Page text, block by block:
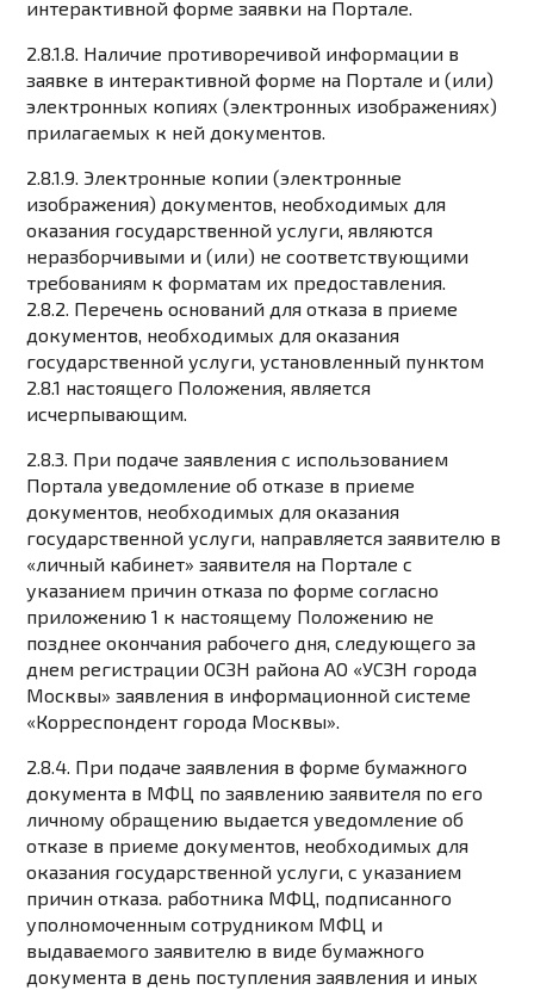
интерактивной форме заявки на Портале.
2.8.1.8. Наличие противоречивой информации в
заявке в интерактивной форме на Портале и (или)
электронных копиях (электронных изображениях)
прилагаемых к ней документов.
2.8.1.9. Электронные копии (электронные
изображения) документов, необходимых для
оказания государственной услуги, являются
неразборчивыми и (или) не соответствующими
требованиям к форматам их предоставления.
2.8.2. Перечень оснований для отказа в приеме
документов, необходимых для оказания
государственной услуги, установленный пунктом
2.8.1 настоящего Положения, является
исчерпывающим.
2.8.3. При подаче заявления с использованием
Портала уведомление об отказе в приеме
документов, необходимых для оказания
государственной услуги, направляется заявителю в
«личный кабинет» заявителя на Портале с
указанием причин отказа по форме согласно
приложению 1 к настоящему Положению не
позднее окончания рабочего дня, следующего за
днем ​​регистрации ОСЗН района АО «УСЗН города
Москвы» заявления в информационной системе
«Корреспондент города Москвы».
2.8.4. При подаче заявления в форме бумажного
документа в МФЦ по заявлению заявителя по его
личному обращению выдается уведомление об
отказе в приеме документов, необходимых для
оказания государственной услуги, с указанием
причин отказа. работника МФЦ, подписанного
уполномоченным сотрудником МФЦ и
выдаваемого заявителю в виде бумажного
документа в день поступления заявления и иных